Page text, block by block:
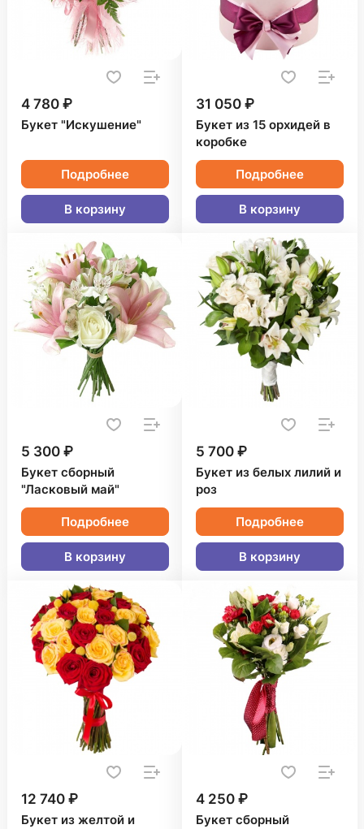
4 780 ₽
Букет "Искушение"
Подробнее
В корзину
31 050 ₽
Букет из 15 орхидей в
коробке
Подробнее
В корзину
5 300 ₽
Букет сборный
"Ласковый май"
Подробнее
В корзину
5 700 ₽
Букет из белых лилий и
роз
Подробнее
В корзину
12 740 ₽
Букет из желтой и
4 250 ₽
Букет сборный